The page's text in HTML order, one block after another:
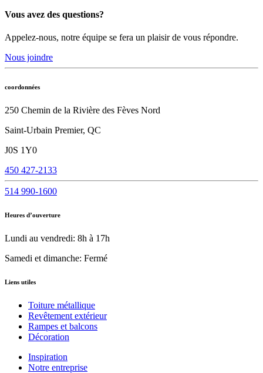
Vous avez des questions?
Appelez-nous, notre équipe se fera un plaisir de vous répondre.
Nous joindre
coordonnées
250 Chemin de la Rivière des Fèves Nord
Saint-Urbain Premier, QC
J0S 1Y0
450 427-2133
514 990-1600
Heures d’ouverture
Lundi au vendredi: 8h à 17h
Samedi et dimanche: Fermé
Liens utiles
Toiture métallique
Revêtement extérieur
Rampes et balcons
Décoration
Inspiration
Notre entreprise